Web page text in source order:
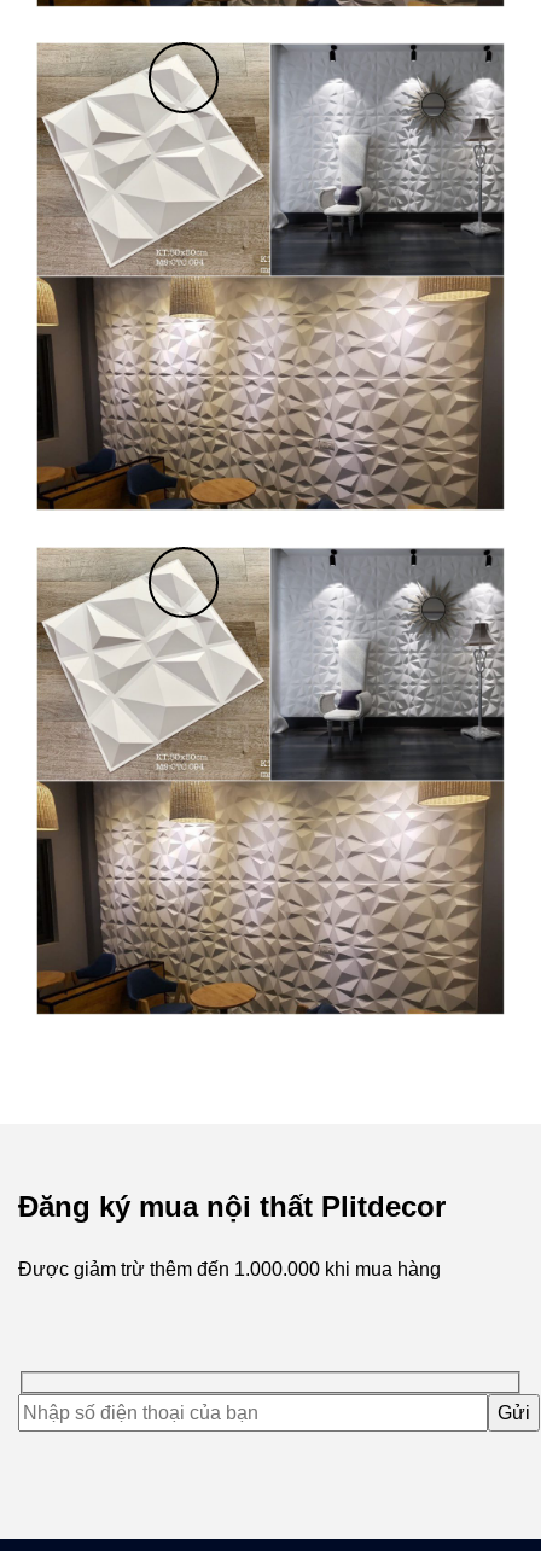
Đăng ký mua nội thất Plitdecor
Được giảm trừ thêm đến 1.000.000 khi mua hàng